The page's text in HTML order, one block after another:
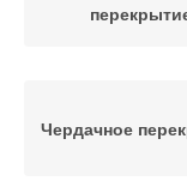
Чердачное